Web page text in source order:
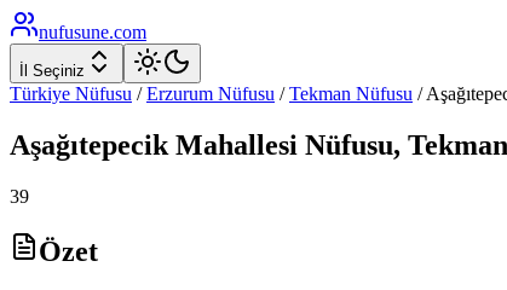
nufusune.com
İl Seçiniz
Türkiye Nüfusu / Erzurum Nüfusu / Tekman Nüfusu /
Aşağıtepecik Mahallesi Nüfusu, Tekman
39
Özet